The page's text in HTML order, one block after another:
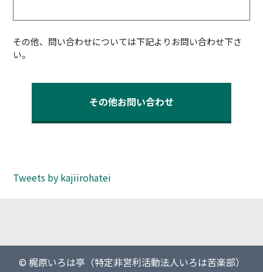
その他、問い合わせについては下記よりお問い合わせ下さ
い。
その他お問い合わせ
Tweets by kajiirohatei
© 梶原いろは亭（特定非営利活動法人いろは苦楽部）